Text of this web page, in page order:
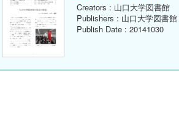
Creators : 山口大学図書館
Publishers : 山口大学図書館
Publish Date : 20141030